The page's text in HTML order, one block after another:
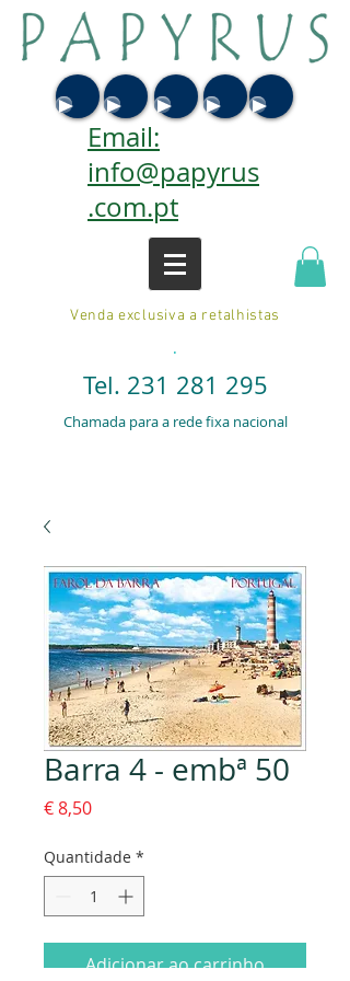
Email:
info@papyrus
.com.pt
Venda exclusiva a retalhistas
.
Tel. 231 281 295
Chamada para a rede fixa nacional
Barra 4 - embª 50
€ 8,50Preço
Quantidade *
Adicionar ao carrinho